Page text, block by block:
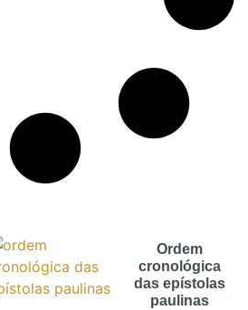
Ordem
cronológica
das epístolas
paulinas